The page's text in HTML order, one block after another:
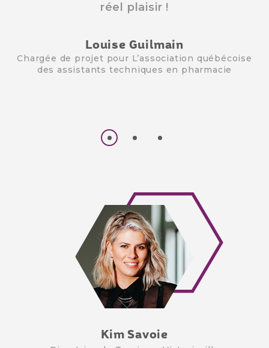
réel plaisir !
Louise Guilmain
Chargée de projet pour L’association québécoise
des assistants techniques en pharmacie
Kim Savoie